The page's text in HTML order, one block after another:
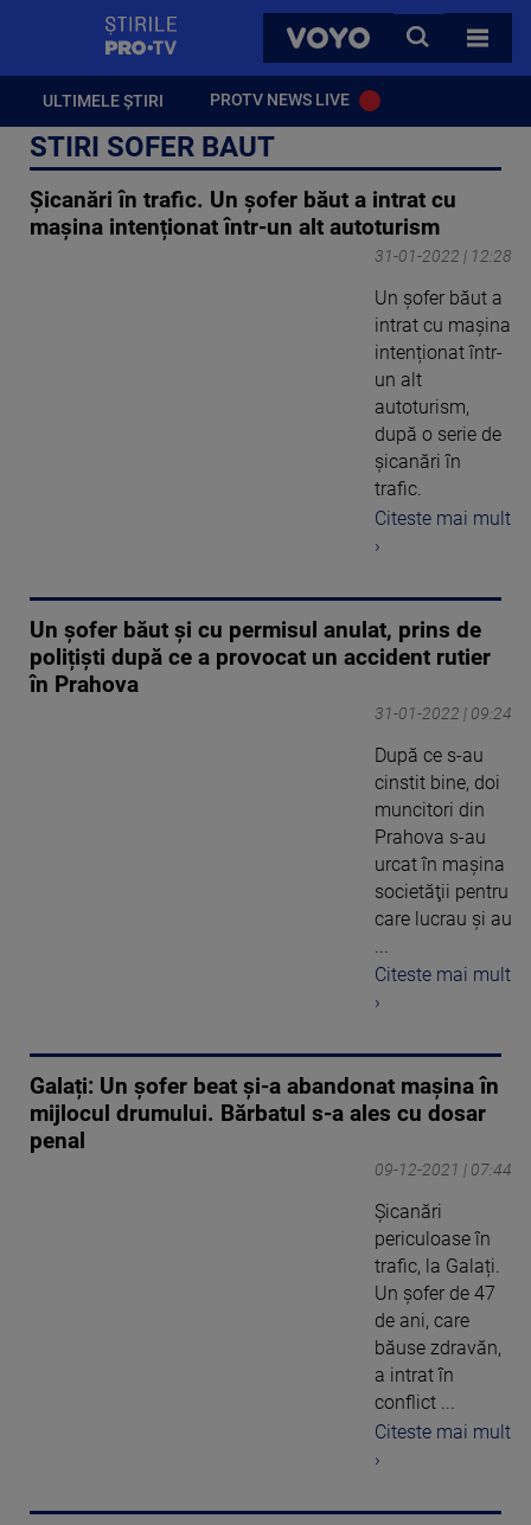
VOYO
CAUTA
TOATE
ULTIMELE ȘTIRI PROTV NEWS LIVE
STIRI SOFER BAUT
Șicanări în trafic. Un șofer băut a intrat cu
mașina intenționat într-un alt autoturism
31-01-2022 | 12:28
Un șofer băut a
intrat cu mașina
intenționat într-
un alt
autoturism,
după o serie de
șicanări în
trafic.
Citeste mai mult
›
Un șofer băut și cu permisul anulat, prins de
polițiști după ce a provocat un accident rutier
în Prahova
31-01-2022 | 09:24
După ce s-au
cinstit bine, doi
muncitori din
Prahova s-au
urcat în maşina
societăţii pentru
care lucrau şi au
Citeste mai mult
›
Galați: Un șofer beat și-a abandonat mașina în
mijlocul drumului. Bărbatul s-a ales cu dosar
penal
09-12-2021 | 07:44
Șicanări
periculoase în
trafic, la Galați.
Un șofer de 47
de ani, care
băuse zdravăn,
a intrat în
conflict ...
Citeste mai mult
›